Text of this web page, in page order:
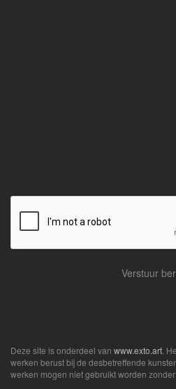
Deze site is onderdeel van www.exto.art .
werken berust bij de desbetreffende
werken mogen niet gebruikt worden